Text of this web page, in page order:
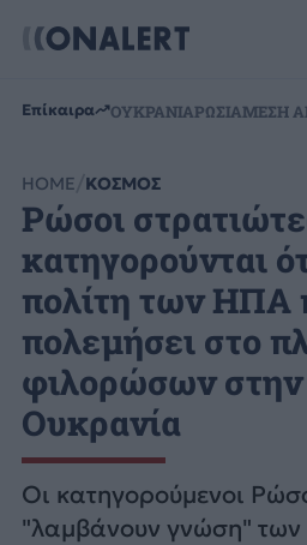
Επίκαιρα ΟΥΚΡΑΝΙΑΡΩΣΙΑΜΕΣΗ
HOME ΚΟΣΜΟΣ
Ρώσοι
κατηγορούνται
πολίτη των ΗΠΑ
πολεμήσει στο
φιλορώσων στην
Ουκρανία
Οι κατηγορούμενοι
"λαμβάνουν γνώση"